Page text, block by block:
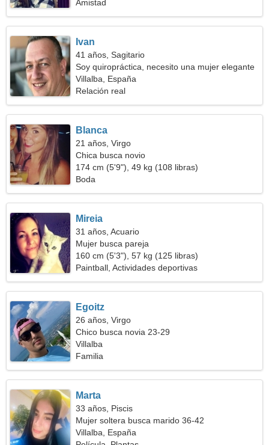
Amistad
Ivan
41 años, Sagitario
Soy quiropráctica, necesito una mujer elegante
Villalba, España
Relación real
Blanca
21 años, Virgo
Chica busca novio
174 cm (5'9"), 49 kg (108 libras)
Boda
Mireia
31 años, Acuario
Mujer busca pareja
160 cm (5'3"), 57 kg (125 libras)
Paintball, Actividades deportivas
Egoitz
26 años, Virgo
Chico busca novia 23-29
Villalba
Familia
Marta
33 años, Piscis
Mujer soltera busca marido 36-42
Villalba, España